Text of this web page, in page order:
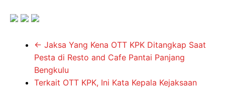
← Jaksa Yang Kena OTT KPK Ditangkap Saat
Pesta di Resto and Cafe Pantai Panjang
Bengkulu
Terkait OTT KPK, Ini Kata Kepala Kejaksaan